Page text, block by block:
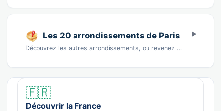
Les 20 arrondissements de Paris
Découvrez les autres arrondissements, ou revenez à la page de Paris.1er2e3e4e5e6e7e8e9e10e…
🇫🇷
Découvrir la France